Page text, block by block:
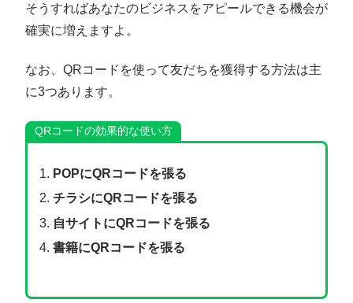
そうすればあなたのビジネスをアピールできる機会が
確実に増えますよ。
なお、QRコードを使って友だちを獲得する方法は主
に3つあります。
QRコードの効果的な使い方
POPにQRコードを張る
チラシにQRコードを張る
自サイトにQRコードを張る
書籍にQRコードを張る